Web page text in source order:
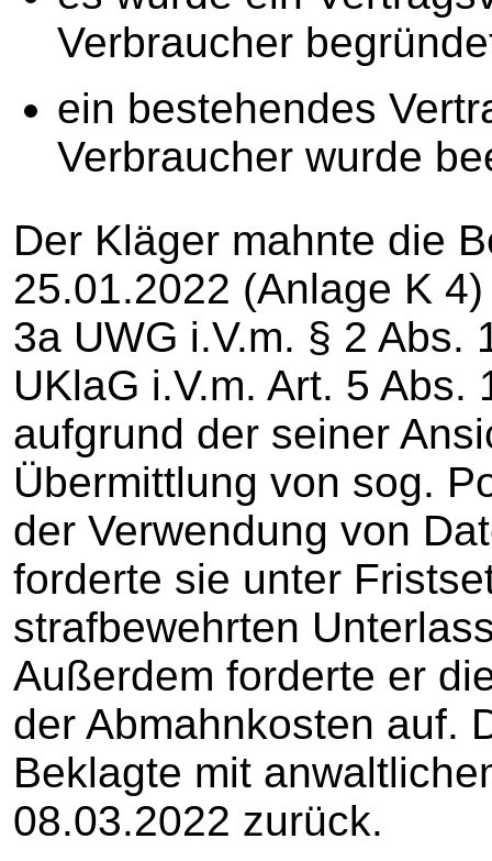
Verbraucher
ein bestehendes
Verbraucher wurde
Der Kläger mahnte die
25.01.2022 (Anlage K
3a UWG i.V.m. § 2 Abs.
UKlaG i.V.m. Art. 5 Abs.
aufgrund der seiner
Übermittlung von sog.
der Verwendung von
forderte sie unter
strafbewehrten
Außerdem forderte er
der Abmahnkosten auf.
Beklagte mit
08.03.2022 zurück.